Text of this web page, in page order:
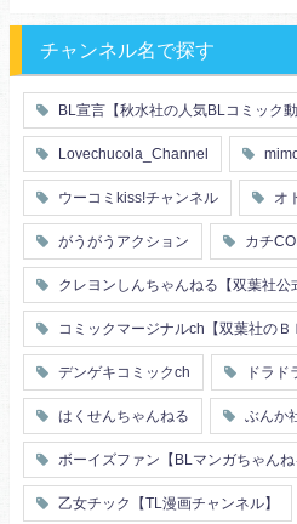
エリート・ハイスぺ
芸能人
ヤンキー・不良
富豪
店長・店員
幼馴染
ヤンキー
セフレ
初体験
花嫁
初恋
片思い
人妻
婚約者
秘密の関係
甘エロ
メイド
泥酔
複数プレイ
友情・仲間
チャンネル名で探す
BL宣言【秋水社の人気BLコミック動
Lovechucola_Channel
ウーコミkiss!チャンネル オ
がうがうアクション カチ
クレヨンしんちゃんねる【双葉社公
コミックマージナルch【双葉社のＢ
デンゲキコミックch ドラド
はくせんちゃんねる ぶんか
ボーイズファン【BLマンガちゃんね
乙女チック【TL漫画チャンネル】